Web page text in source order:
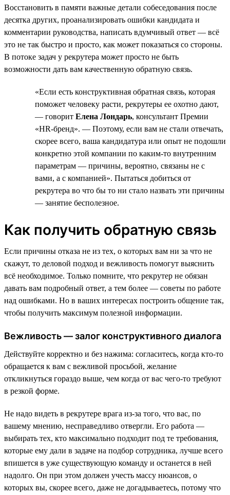
Восстановить в памяти важные детали собеседования после
десятка других, проанализировать ошибки кандидата и
комментарии руководства, написать вдумчивый ответ — всё
это не так быстро и просто, как может показаться со стороны.
В потоке задач у рекрутера может просто не быть
возможности дать вам качественную обратную связь.
«Если есть конструктивная обратная связь, которая
поможет человеку расти, рекрутеры ее охотно дают,
— говорит Елена Лондарь, консультант Премии
«HR-бренд». — Поэтому, если вам не стали отвечать,
скорее всего, ваша кандидатура или опыт не подошли
конкретно этой компании по каким-то внутренним
параметрам — причины, вероятно, связаны не с
вами, а с компанией». Пытаться добиться от
рекрутера во что бы то ни стало назвать эти причины
— занятие бесполезное.
Как получить обратную связь
Если причины отказа не из тех, о которых вам ни за что не
скажут, то деловой подход и вежливость помогут выяснить
всё необходимое. Только помните, что рекрутер не обязан
давать вам подробный ответ, а тем более — советы по работе
над ошибками. Но в ваших интересах построить общение так,
чтобы получить максимум полезной информации.
Вежливость — залог конструктивного диалога
Действуйте корректно и без нажима: согласитесь, когда кто-то
обращается к вам с вежливой просьбой, желание
откликнуться гораздо выше, чем когда от вас чего-то требуют
в резкой форме.
Не надо видеть в рекрутере врага из-за того, что вас, по
вашему мнению, несправедливо отвергли. Его работа —
выбирать тех, кто максимально подходит под те требования,
которые ему дали в задаче на подбор сотрудника, лучше всего
впишется в уже существующую команду и останется в ней
надолго. Он при этом должен учесть массу нюансов, о
которых вы, скорее всего, даже не догадываетесь, потому что